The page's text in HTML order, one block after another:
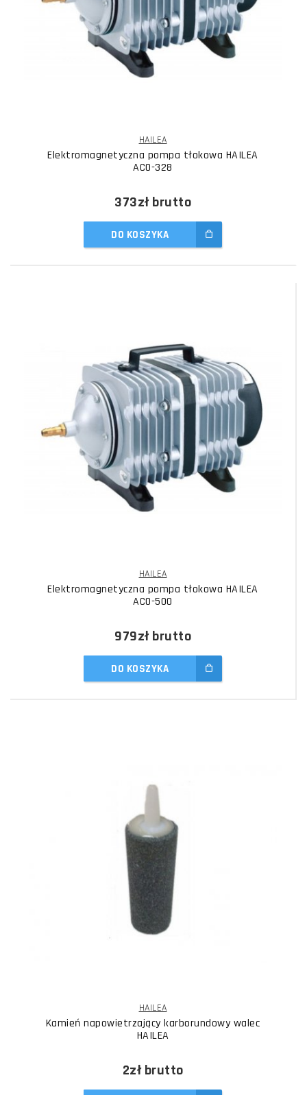
HAILEA
Elektromagnetyczna pompa tłokowa HAILEA
ACO-328
373złbrutto
DO KOSZYKA
HAILEA
Elektromagnetyczna pompa tłokowa HAILEA
ACO-500
979złbrutto
DO KOSZYKA
HAILEA
Kamień napowietrzający karborundowy walec
HAILEA
2złbrutto